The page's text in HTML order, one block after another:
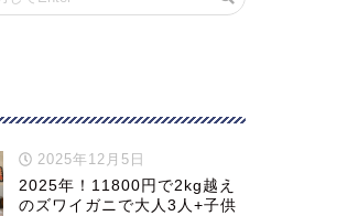
2025年12月5日
2025年！11800円で2kg越え
のズワイガニで大人3人+子供